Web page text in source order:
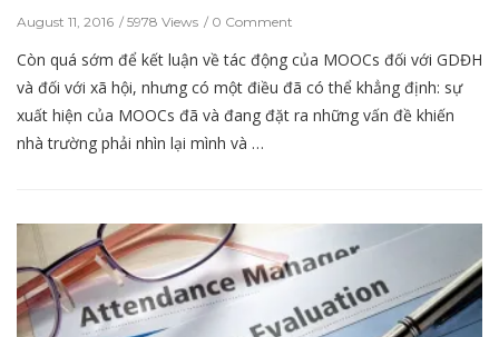
August 11, 2016 5978 Views 0 Comment
Còn quá sớm để kết luận về tác động của MOOCs đối với GDĐH
và đối với xã hội, nhưng có một điều đã có thể khẳng định: sự
xuất hiện của MOOCs đã và đang đặt ra những vấn đề khiến
nhà trường phải nhìn lại mình và …